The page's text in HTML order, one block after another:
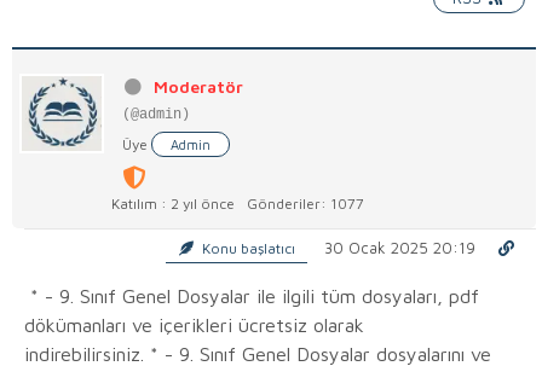
Moderatör
(@admin)
Üye Admin
Katılım : 2 yıl önce Gönderiler: 1077
Konu başlatıcı 30 Ocak 2025 20:19
* - 9. Sınıf Genel Dosyalar ile ilgili tüm dosyaları, pdf
dökümanları ve içerikleri ücretsiz olarak
indirebilirsiniz. * - 9. Sınıf Genel Dosyalar dosyalarını ve